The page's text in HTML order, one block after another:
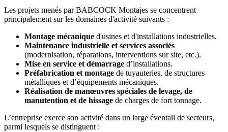
Les projets menés par BABCOCK Montajes se concentrent
principalement sur les domaines d'activité suivants :
Montage mécanique d'usines et d'installations industrielles.
Maintenance industrielle et services associés
(modernisation, réparations, interventions sur site, etc.).
Mise en service et démarrage d’installations.
Préfabrication et montage de tuyauteries, de structures
métalliques et d’équipements mécaniques.
Réalisation de manœuvres spéciales de levage, de
manutention et de hissage de charges de fort tonnage.
L’entreprise exerce son activité dans un large éventail de secteurs,
parmi lesquels se distinguent :